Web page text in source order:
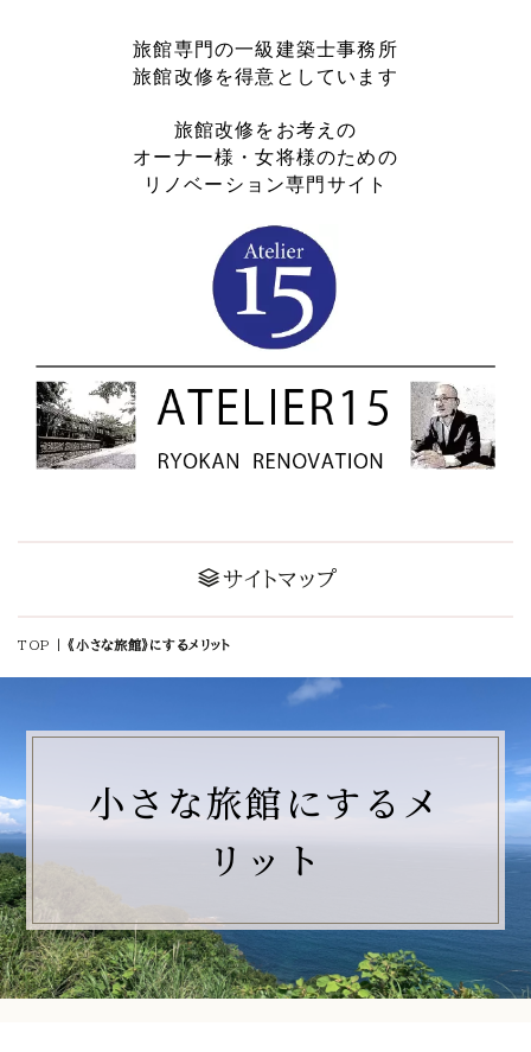
旅館専門の一級建築士事務所
旅館改修を得意としています
旅館改修をお考えの
オーナー様・女将様のための
リノベーション専門サイト
サイトマップ
TOP |《小さな旅館》にするメリット
小さな旅館にするメ
リット